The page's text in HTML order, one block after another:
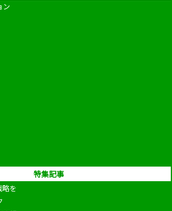
ン
特集記事
略を